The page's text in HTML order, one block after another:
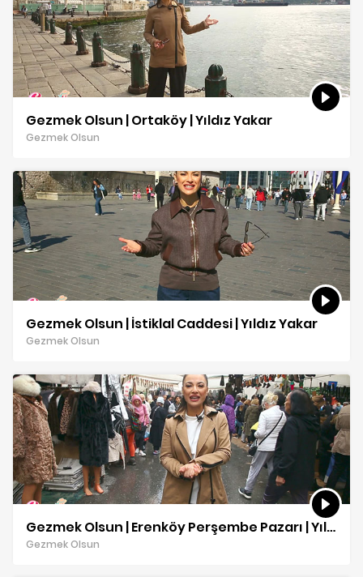
Gezmek Olsun | Ortaköy | Yıldız Yakar
Gezmek Olsun
Gezmek Olsun | İstiklal Caddesi | Yıldız Yakar
Gezmek Olsun
Gezmek Olsun | Erenköy Perşembe Pazarı | Yıldız Yakar
Gezmek Olsun